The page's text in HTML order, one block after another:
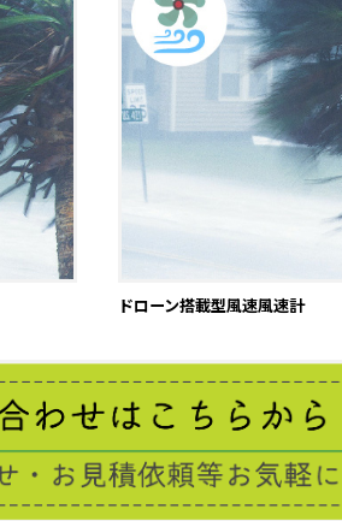
ドローン搭載型風速風速計